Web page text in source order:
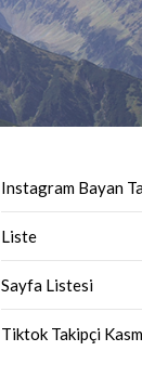
Instagram Bayan
Liste
Sayfa Listesi
Tiktok Takipçi